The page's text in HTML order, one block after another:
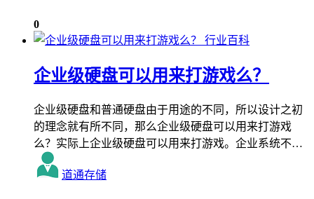
0
行业百科
企业级硬盘可以用来打游戏么？
企业级硬盘和普通硬盘由于用途的不同，所以设计之初
的理念就有所不同，那么企业级硬盘可以用来打游戏
么？实际上企业级硬盘可以用来打游戏。企业系统不…
道通存储